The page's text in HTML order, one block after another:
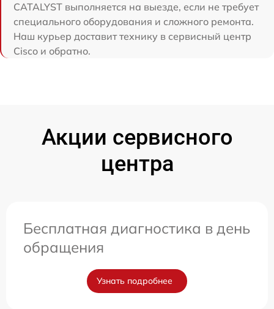
CATALYST выполняется на выезде, если не требует
специального оборудования и сложного ремонта.
Наш курьер доставит технику в сервисный центр
Cisco и обратно.
Акции сервисного
центра
Бесплатная диагностика в день
обращения
Узнать подробнее